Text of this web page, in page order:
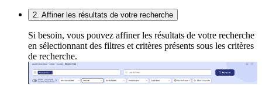
2. Affiner les résultats de votre recherche
Si besoin, vous pouvez affiner les résultats de votre recherche
en sélectionnant des filtres et critères présents sous les critères
de recherche.